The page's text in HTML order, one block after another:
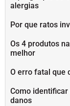
alergias
Por que ratos
Os 4 produtos
melhor
O erro fatal que
Como identificar
danos